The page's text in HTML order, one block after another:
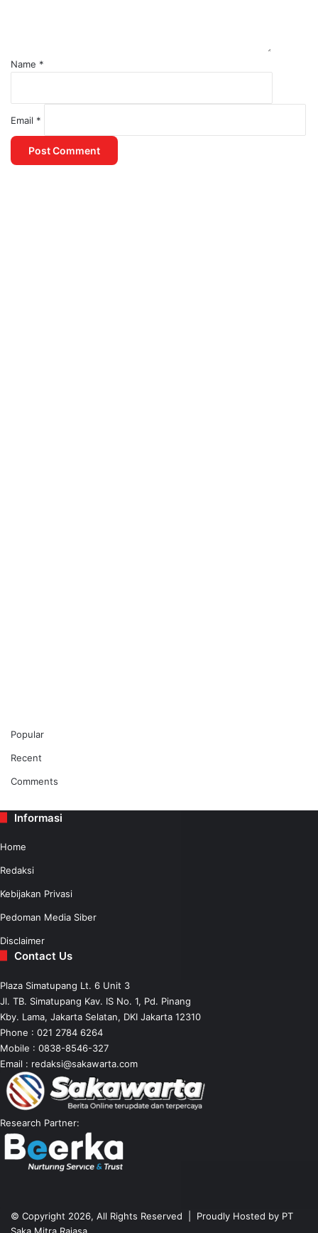
Name *
Email *
Popular
Recent
Comments
Informasi
Home
Redaksi
Kebijakan Privasi
Pedoman Media Siber
Disclaimer
Contact Us
Plaza Simatupang Lt. 6 Unit 3
Jl. TB. Simatupang Kav. IS No. 1, Pd. Pinang
Kby. Lama, Jakarta Selatan, DKI Jakarta 12310
Phone : 021 2784 6264
Mobile : 0838-8546-327
Email : redaksi@sakawarta.com
Research Partner:
© Copyright 2026, All Rights Reserved | Proudly Hosted by PT